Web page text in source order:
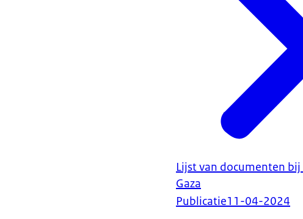
Lijst van documenten
Gaza
Publicatie11-04-2024